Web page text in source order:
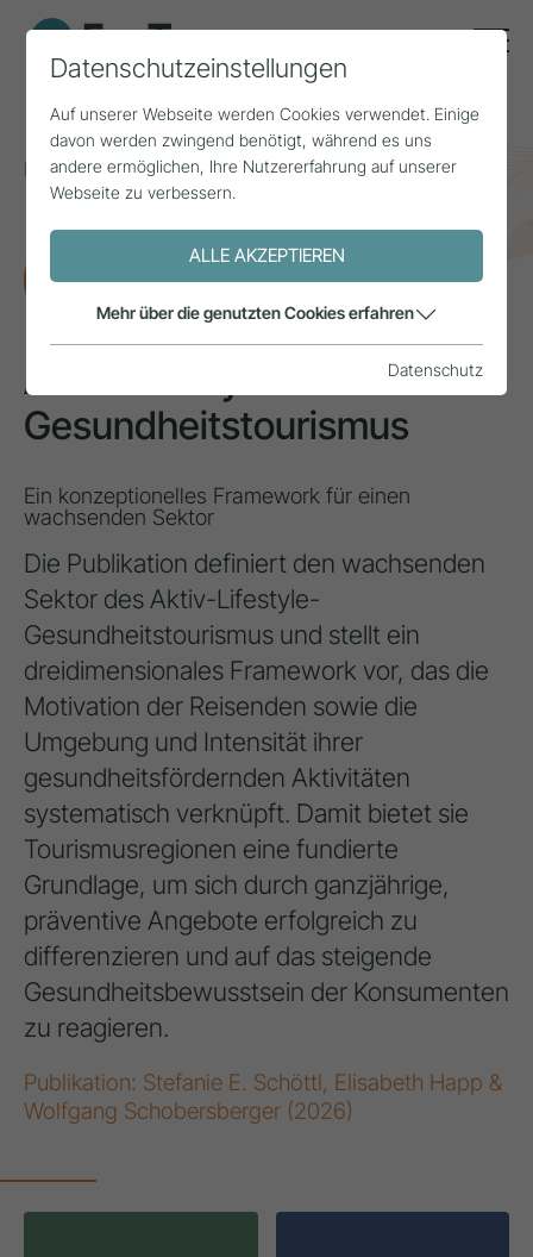
Home Themen
Innovation & Wertschöpfung
Aktiv-Lifestyle-Gesundheitstourismus
FORSCHUNG
Aktiv-Lifestyle-
Gesundheitstourismus
Ein konzeptionelles Framework für einen
wachsenden Sektor
Die Publikation definiert den wachsenden
Sektor des Aktiv-Lifestyle-
Gesundheitstourismus und stellt ein
dreidimensionales Framework vor, das die
Motivation der Reisenden sowie die
Umgebung und Intensität ihrer
gesundheitsfördernden Aktivitäten
systematisch verknüpft. Damit bietet sie
Tourismusregionen eine fundierte
Grundlage, um sich durch ganzjährige,
präventive Angebote erfolgreich zu
differenzieren und auf das steigende
Gesundheitsbewusstsein der Konsumenten
zu reagieren.
Publikation: Stefanie E. Schöttl, Elisabeth Happ &
Wolfgang Schobersberger (2026)
Datenschutzeinstellungen
Auf unserer Webseite werden Cookies verwendet. Einige
davon werden zwingend benötigt, während es uns
andere ermöglichen, Ihre Nutzererfahrung auf unserer
Webseite zu verbessern.
ALLE AKZEPTIEREN
Mehr über die genutzten Cookies erfahren
Datenschutz